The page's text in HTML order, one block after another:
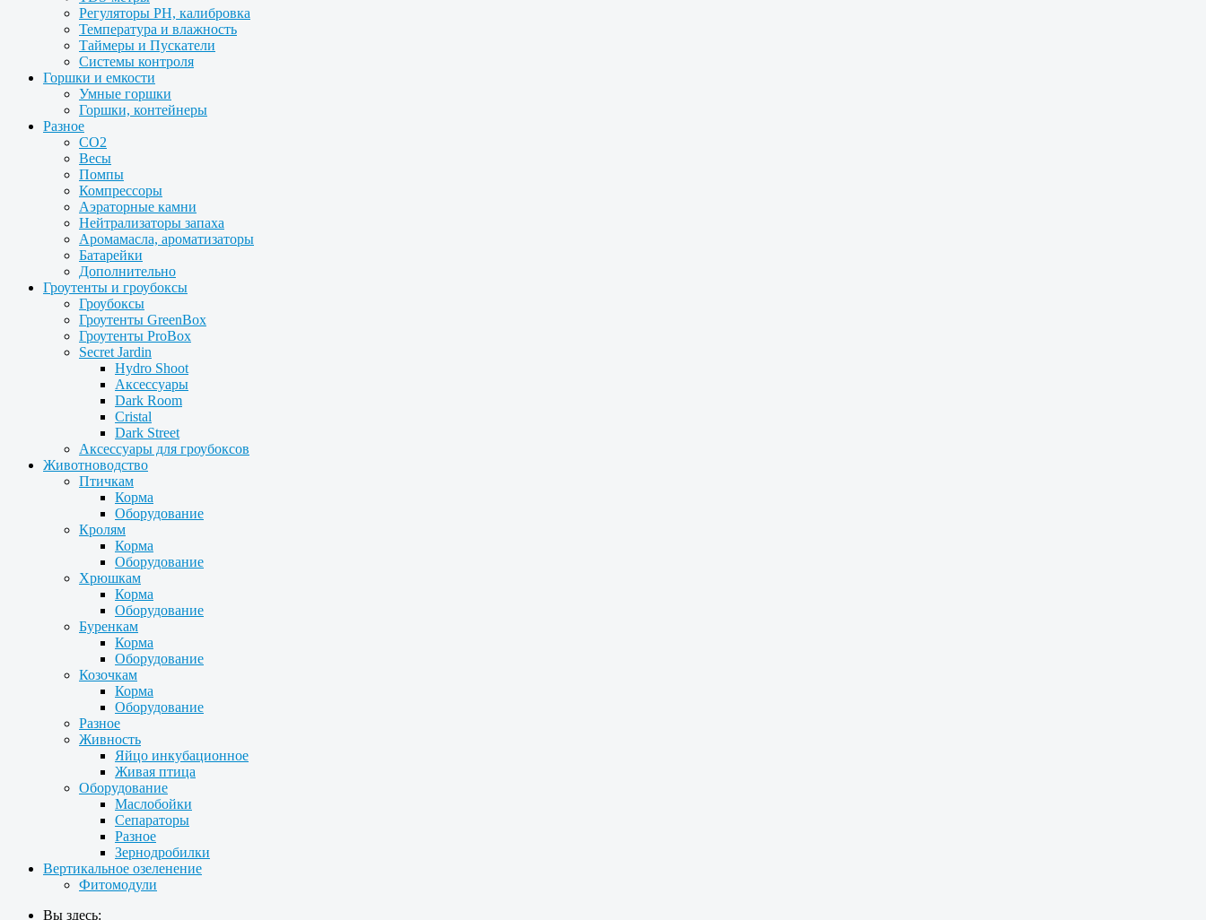
Регуляторы PH, калибровка
Температура и влажность
Таймеры и Пускатели
Системы контроля
Горшки и емкости
Умные горшки
Горшки, контейнеры
Разное
CO2
Весы
Помпы
Компрессоры
Аэраторные камни
Нейтрализаторы запаха
Аромамасла, ароматизаторы
Батарейки
Дополнительно
Гроутенты и гроубоксы
Гроубоксы
Гроутенты GreenBox
Гроутенты ProBox
Secret Jardin
Hydro Shoot
Аксессуары
Dark Room
Cristal
Dark Street
Аксессуары для гроубоксов
Животноводство
Птичкам
Корма
Оборудование
Кролям
Корма
Оборудование
Хрюшкам
Корма
Оборудование
Буренкам
Корма
Оборудование
Козочкам
Корма
Оборудование
Разное
Живность
Яйцо инкубационное
Живая птица
Оборудование
Маслобойки
Сепараторы
Разное
Зернодробилки
Вертикальное озеленение
Фитомодули
Вы здесь: